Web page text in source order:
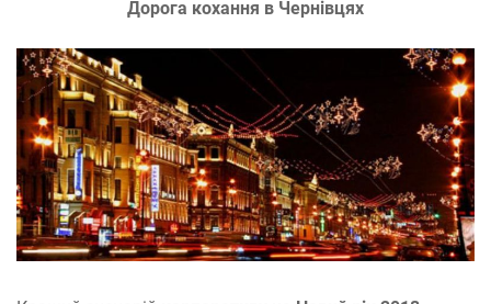
Дорога кохання в Чернівцях